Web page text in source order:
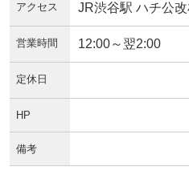
アクセス JR渋谷駅 ハチ公
営業時間 12:00～翌2:00
定休日
HP
備考